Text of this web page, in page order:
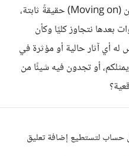
على أن البعض أيضًا يتحدث عن (Moving on) حقيقةً ثابتة،
نتجاوز كليًا وكأن
له أي آثار حالية أو مؤثرة في
أو تجدون فيه شيئًا من
لتستطيع إضافة تعليق